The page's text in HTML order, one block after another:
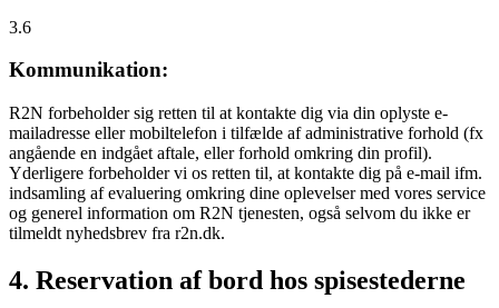
3.6
Kommunikation:
R2N forbeholder sig retten til at kontakte dig via din oplyste e-
mailadresse eller mobiltelefon i tilfælde af administrative forhold (fx
angående en indgået aftale, eller forhold omkring din profil).
Yderligere forbeholder vi os retten til, at kontakte dig på e-mail ifm.
indsamling af evaluering omkring dine oplevelser med vores service
og generel information om R2N tjenesten, også selvom du ikke er
tilmeldt nyhedsbrev fra r2n.dk.
4. Reservation af bord hos spisestederne